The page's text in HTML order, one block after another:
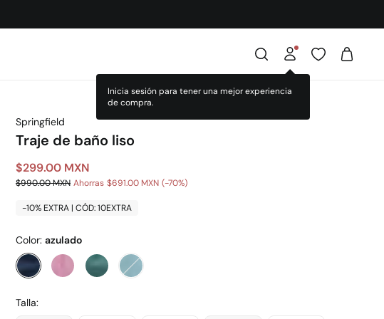
Inicia sesión para tener una mejor experiencia
de compra.
Springfield
Traje de baño liso
$299.00 MXN
$990.00 MXN Ahorras $691.00 MXN 70
-10% EXTRA | CÓD: 10EXTRA
Color: azulado
Talla: